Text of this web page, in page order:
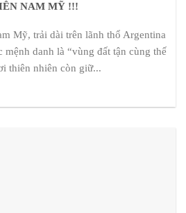
NAM MỸ !!!
Mỹ, trải dài trên lãnh thổ Argentina
mệnh danh là “vùng đất tận cùng thế
thiên nhiên còn giữ...